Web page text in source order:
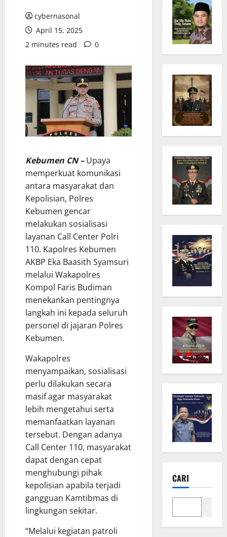
cybernasonal
April 15, 2025
2 minutes read
0
Kebumen CN –Upaya
memperkuat komunikasi
antara masyarakat dan
Kepolisian, Polres
Kebumen gencar
melakukan sosialisasi
layanan Call Center Polri
110. Kapolres Kebumen
AKBP Eka Baasith Syamsuri
melalui Wakapolres
Kompol Faris Budiman
menekankan pentingnya
langkah ini kepada seluruh
personel di jajaran Polres
Kebumen.
Wakapolres
menyampaikan, sosialisasi
perlu dilakukan secara
masif agar masyarakat
lebih mengetahui serta
memanfaatkan layanan
tersebut. Dengan adanya
Call Center 110, masyarakat
dapat dengan cepat
menghubungi pihak
kepolisian apabila terjadi
gangguan Kamtibmas di
lingkungan sekitar.
“Melalui kegiatan patroli
CARI